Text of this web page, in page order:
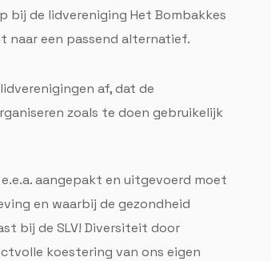
bij de lidvereniging Het Bombakkes
naar een passend alternatief.
af, dat de
zoals te doen gebruikelijk
aangepakt en uitgevoerd moet
en waarbij de gezondheid
bij de SLV! Diversiteit door
koestering van ons eigen